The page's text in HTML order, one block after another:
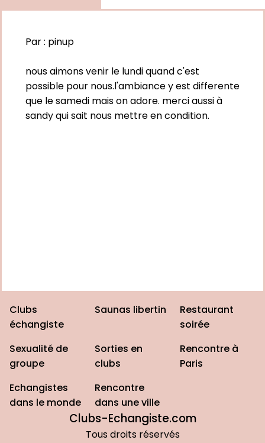
Par : pinup
nous aimons venir le lundi quand c'est
possible pour nous.l'ambiance y est differente
que le samedi mais on adore. merci aussi à
sandy qui sait nous mettre en condition.
Clubs-Echangiste.com
Tous droits réservés
Clubs
échangiste
Saunas libertin
Restaurant
soirée
Sexualité de
groupe
Sorties en
clubs
Rencontre à
Paris
Echangistes
dans le monde
Rencontre
dans une ville